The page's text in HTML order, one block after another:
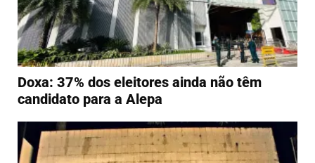
Doxa: 37% dos eleitores ainda não têm
candidato para a Alepa